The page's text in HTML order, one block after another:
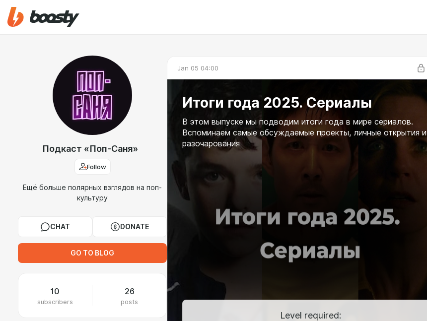
Подкаст «Поп-Саня»
Follow
Ещё больше полярных взглядов на поп-
культуру
CHAT DONATE
GO TO BLOG
10
subscribers
26
posts
Jan 05 04:00
Итоги года 2025. Сериалы
В этом выпуске мы подводим итоги года в мире сериалов.
Вспоминаем самые обсуждаемые проекты, личные открытия и
разочарования
Level required: